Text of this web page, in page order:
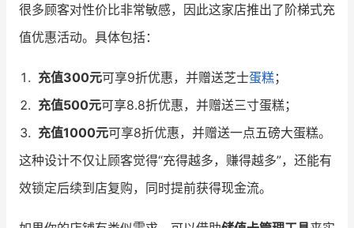
很多顾客对性价比非常敏感，因此这家店推出了阶梯式充
值优惠活动。具体包括：
充值300元可享9折优惠，并赠送芝士蛋糕；
充值500元可享8.8折优惠，并赠送三寸蛋糕；
充值1000元可享8折优惠，并赠送一点五磅大蛋糕。
这种设计不仅让顾客觉得“充得越多，赚得越多”，还能有
效锁定后续到店复购，同时提前获得现金流。